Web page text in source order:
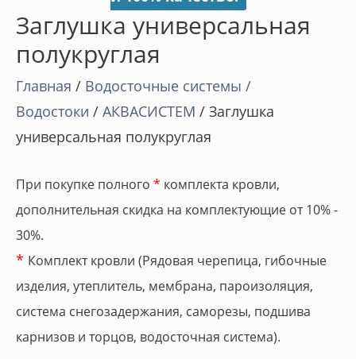
Заглушка универсальная
полукруглая
Главная / Водосточные системы /
Водостоки / АКВАСИСТЕМ / Заглушка
универсальная полукруглая
При покупке полного * комплекта кровли,
дополнительная скидка на комплектующие от 10% -
30%.
* Комплект кровли (Рядовая черепица, гибочные
изделия, утеплитель, мембрана, пароизоляция,
система снегозадержания, саморезы, подшива
карнизов и торцов, водосточная система).